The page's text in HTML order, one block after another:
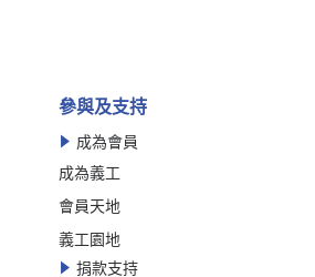
參與及支持
成為會員
成為義工
會員天地
義工園地
捐款支持